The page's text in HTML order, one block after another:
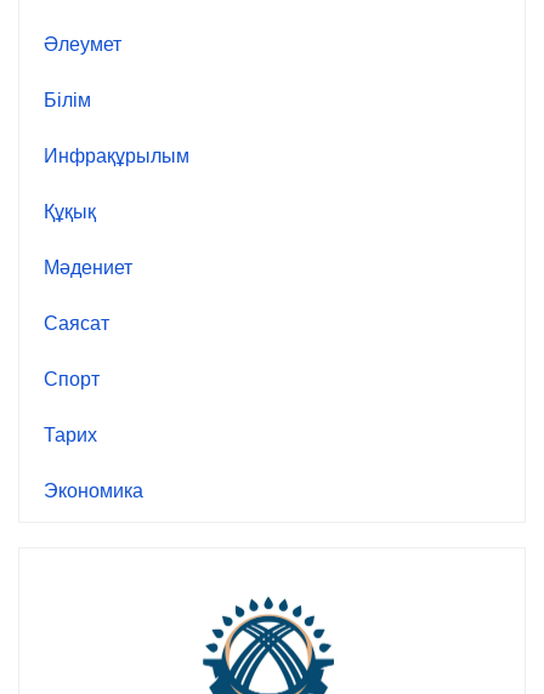
Әлеумет
Білім
Инфрақұрылым
Құқық
Мәдениет
Саясат
Спорт
Тарих
Экономика